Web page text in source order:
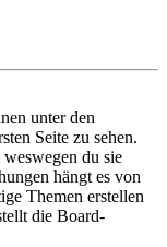
unter den
Seite zu sehen.
du sie
hängt es von
Themen erstellen
die Board-